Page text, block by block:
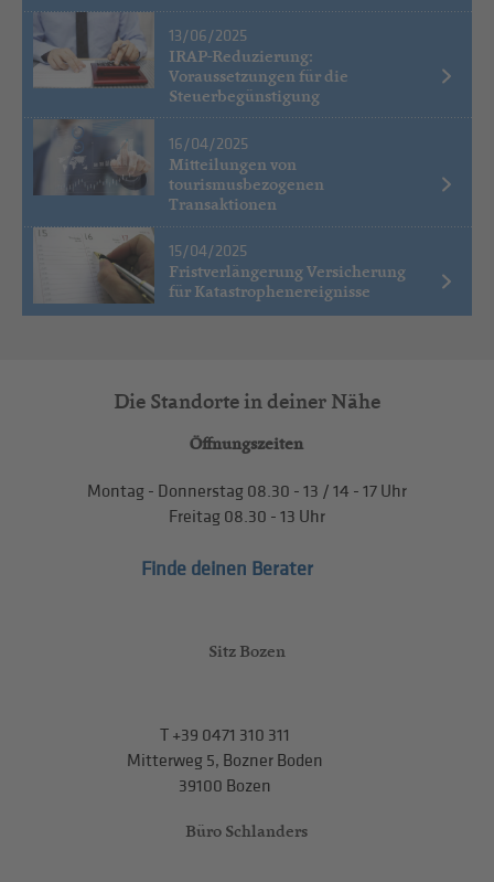
13/06/2025
IRAP-Reduzierung:
Voraussetzungen für die
Steuerbegünstigung
16/04/2025
Mitteilungen von
tourismusbezogenen
Transaktionen
15/04/2025
Fristverlängerung Versicherung
für Katastrophenereignisse
Die Standorte in deiner Nähe
Öffnungszeiten
Montag - Donnerstag 08.30 - 13 / 14 - 17 Uhr
Freitag 08.30 - 13 Uhr
Finde deinen Berater
Sitz Bozen
T+39 0471 310 311
Mitterweg 5, Bozner Boden
39100 Bozen
Büro Schlanders